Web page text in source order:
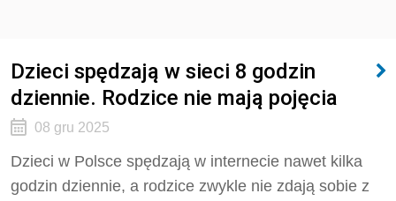
Dzieci spędzają w sieci 8 godzin
dziennie. Rodzice nie mają pojęcia
08 gru 2025
Dzieci w Polsce spędzają w internecie nawet kilka
godzin dziennie, a rodzice zwykle nie zdają sobie z